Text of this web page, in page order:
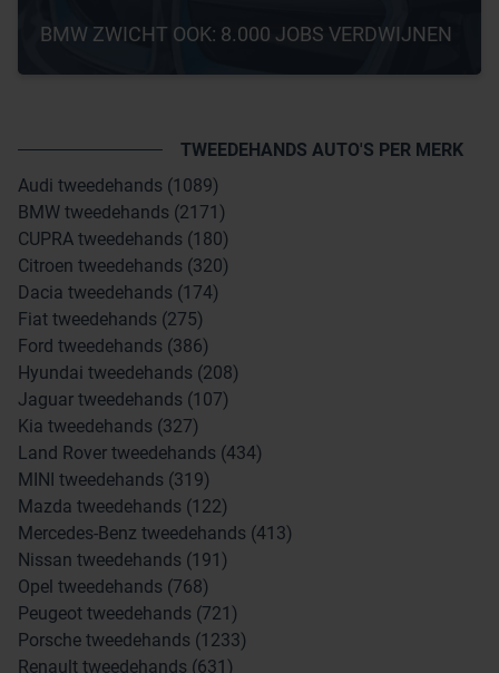
BMW ZWICHT OOK: 8.000 JOBS VERDWIJNEN
TWEEDEHANDS AUTO'S PER MERK
Audi tweedehands (1089)
BMW tweedehands (2171)
CUPRA tweedehands (180)
Citroen tweedehands (320)
Dacia tweedehands (174)
Fiat tweedehands (275)
Ford tweedehands (386)
Hyundai tweedehands (208)
Jaguar tweedehands (107)
Kia tweedehands (327)
Land Rover tweedehands (434)
MINI tweedehands (319)
Mazda tweedehands (122)
Mercedes-Benz tweedehands (413)
Nissan tweedehands (191)
Opel tweedehands (768)
Peugeot tweedehands (721)
Porsche tweedehands (1233)
Renault tweedehands (631)